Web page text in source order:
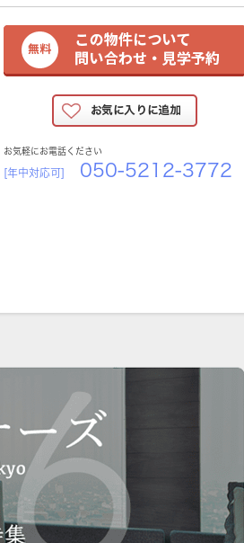
お気軽にお電話ください
[年中対応可] 050-5212-3772